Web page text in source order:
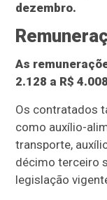
dezembro.
As
2.128 a R$
Os contratados
como auxílio-
transporte,
décimo terceiro
legislação